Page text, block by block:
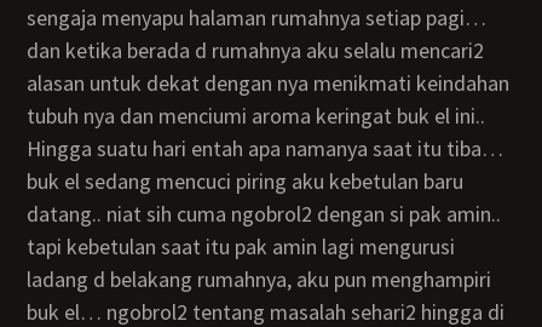
sengaja menyapu halaman rumahnya setiap pagi…
dan ketika berada d rumahnya aku selalu mencari2
alasan untuk dekat dengan nya menikmati keindahan
tubuh nya dan menciumi aroma keringat buk el ini..
hingga suatu hari entah apa namanya saat itu tiba…
buk el sedang mencuci piring aku kebetulan baru
datang.. niat sih cuma ngobrol2 dengan si pak amin..
tapi kebetulan saat itu pak amin lagi mengurusi
ladang d belakang rumahnya, aku pun menghampiri
buk el… ngobrol2 tentang masalah sehari2 hingga di